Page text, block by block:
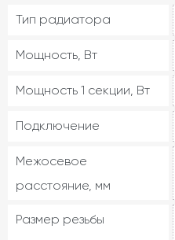
Тип радиатора
Мощность, Вт
Мощность 1 секции, Вт
Подключение
Межосевое
расстояние, мм
Размер резьбы